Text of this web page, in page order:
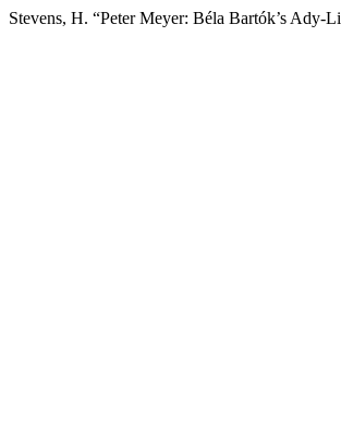
Stevens, H. “Peter Meyer: Béla Bartók’s Ady-